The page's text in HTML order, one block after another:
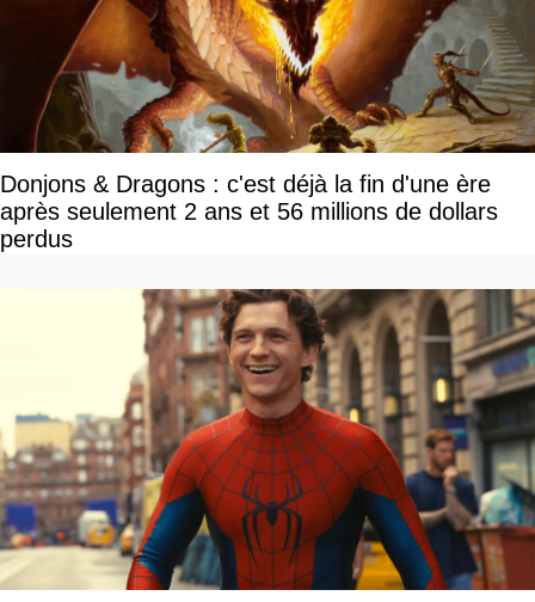
Donjons & Dragons : c'est déjà la fin d'une ère
après seulement 2 ans et 56 millions de dollars
perdus